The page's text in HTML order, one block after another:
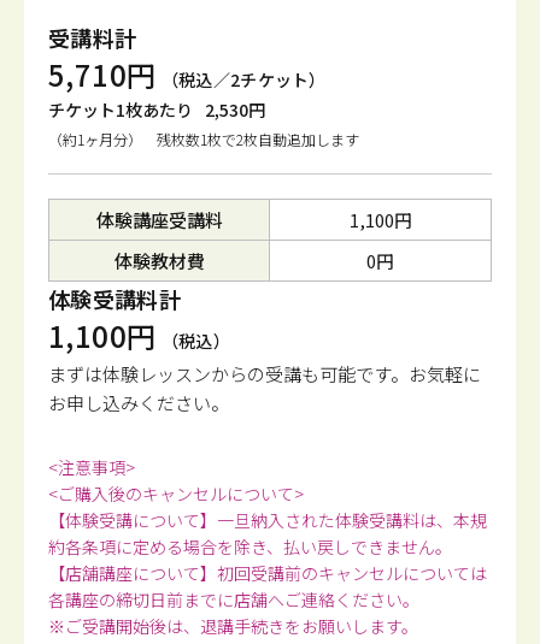
受講料計
5,710円
（税込／2チケット）
チケット1枚あたり
2,530円
（約1ヶ月分） 残枚数1枚で2枚自動追加します
体験講座受講料
1,100円
体験教材費
0円
体験受講料計
1,100円 （税込）
まずは体験レッスンからの受講も可能です。 お気軽に
お申し込みください。
<注意事項>
<ご購入後のキャンセルについて>
【体験受講について】一旦納入された体験受講料は、本規
約各条項に定める場合を除き、払い戻しできません。
【店舗講座について】初回受講前のキャンセルについては
各講座の締切日前までに店舗へご連絡ください。
※ご受講開始後は、退講手続きをお願いします。